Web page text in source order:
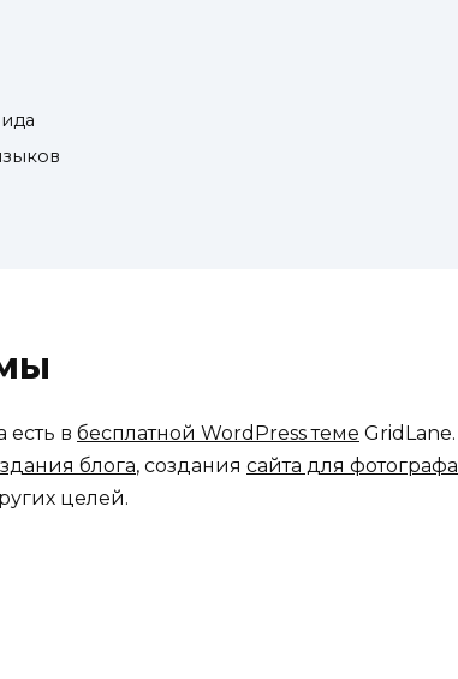
в бесплатной WordPress теме GridLane.
блога, создания сайта для фотографа
целей.